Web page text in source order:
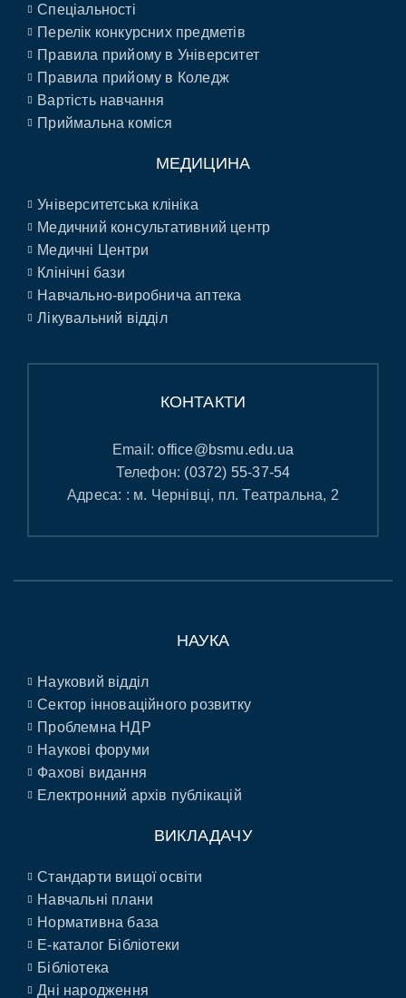
Спеціальності
Перелік конкурсних предметів
Правила прийому в Університет
Правила прийому в Коледж
Вартість навчання
Приймальна коміся
МЕДИЦИНА
Університетська клініка
Медичний консультативний центр
Медичні Центри
Клінічні бази
Навчально-виробнича аптека
Лікувальний відділ
КОНТАКТИ
Email:office@bsmu.edu.ua
Телефон: (0372) 55-37-54
Адреса: : м. Чернівці, пл. Театральна, 2
НАУКА
Науковий відділ
Сектор інноваційного розвитку
Проблемна НДР
Наукові форуми
Фахові видання
Електронний архів публікацій
ВИКЛАДАЧУ
Стандарти вищої освіти
Навчальні плани
Нормативна база
E-каталог Бібліотеки
Бібліотека
Дні народження